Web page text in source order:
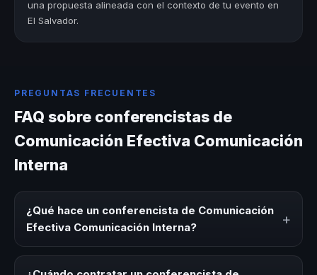
una propuesta alineada con el contexto de tu evento en
El Salvador.
PREGUNTAS FRECUENTES
FAQ sobre conferencistas de
Comunicación Efectiva Comunicación
Interna
¿Qué hace un conferencista de Comunicación
Efectiva Comunicación Interna?
+
Comunicación Interna es un experto que comparte